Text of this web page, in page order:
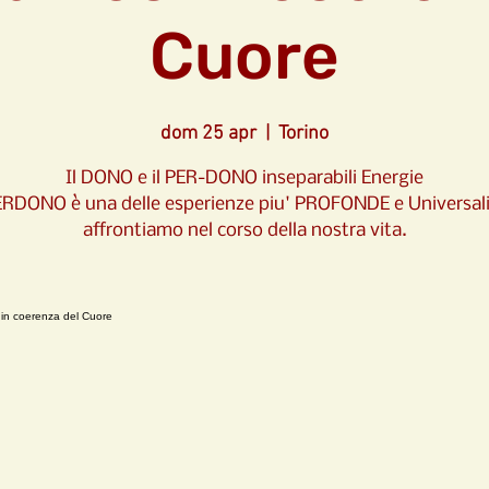
Cuore
dom 25 apr
  |
Torino
Il DONO e il PER-DONO inseparabili Energie
è una delle esperienze piu' PROFONDE e
affrontiamo nel corso della nostra vita.